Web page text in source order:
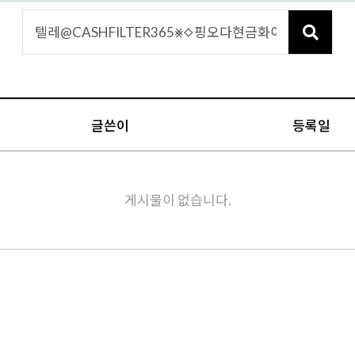
글쓴이 등록일
게시물이 없습니다.